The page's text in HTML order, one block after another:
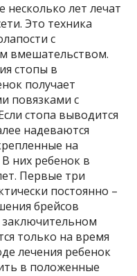
лет лечат
Это техника
с
вмешательством.
стопы в
получает
повязками с
стопа выводится
надеваются
на
них ребенок в
Первые три
постоянно –
брейсов
заключительном
только на время
лечения ребенок
в положенные